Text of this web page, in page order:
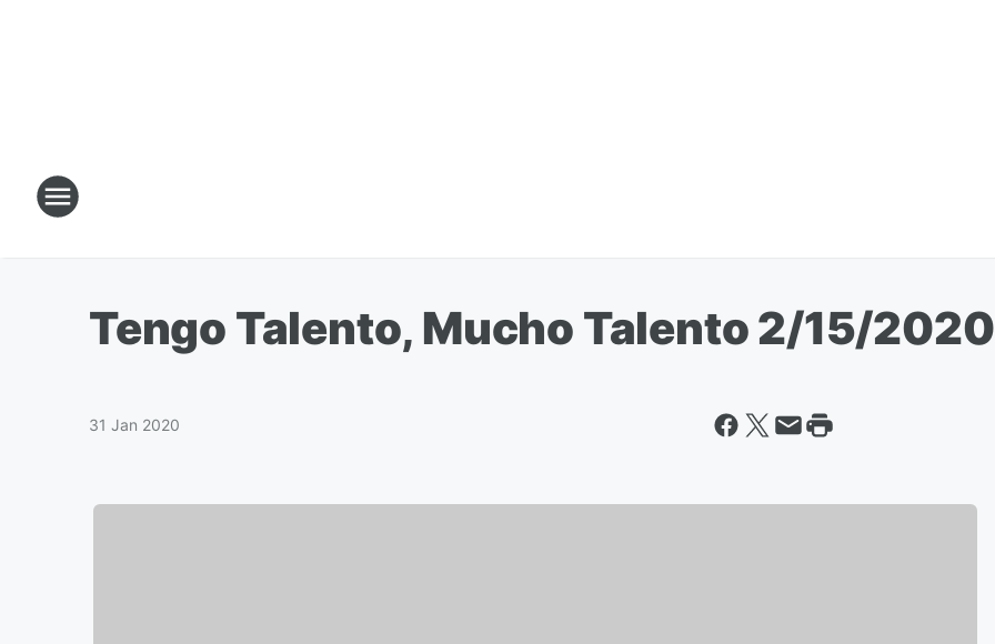
Tengo Talento, Mucho Talento 2/15/2020
31 Jan 2020